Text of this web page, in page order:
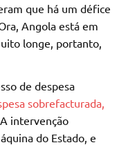
que há um défice
Angola está em
longe, portanto,
de despesa
sobrefacturada,
. A intervenção
do Estado, e